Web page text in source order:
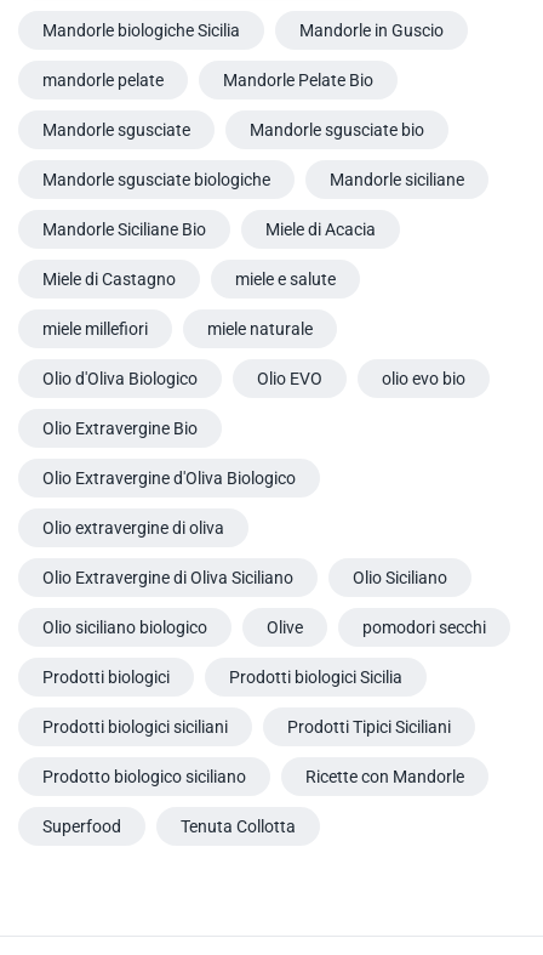
Mandorle biologiche Sicilia Mandorle in Guscio
mandorle pelate Mandorle Pelate Bio
Mandorle sgusciate Mandorle sgusciate bio
Mandorle sgusciate biologiche Mandorle siciliane
Mandorle Siciliane Bio Miele di Acacia
Miele di Castagno miele e salute
miele millefiori miele naturale
Olio d'Oliva Biologico Olio EVO olio evo bio
Olio Extravergine Bio
Olio Extravergine d'Oliva Biologico
Olio extravergine di oliva
Olio Extravergine di Oliva Siciliano Olio Siciliano
Olio siciliano biologico Olive pomodori secchi
Prodotti biologici Prodotti biologici Sicilia
Prodotti biologici siciliani Prodotti Tipici Siciliani
Prodotto biologico siciliano Ricette con Mandorle
Superfood Tenuta Collotta